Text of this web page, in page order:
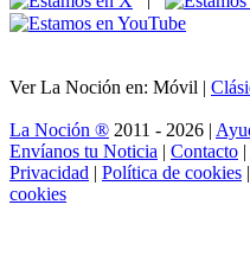
Ver La Noción en: Móvil |
La Noción ® 2011 - 2026 |
Envíanos tu Noticia | Contacto |
Privacidad | Política de cookies |
cookies